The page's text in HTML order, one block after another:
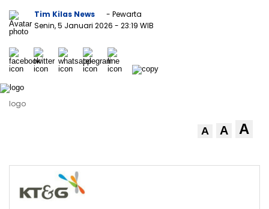
Tim Kilas News
- Pewarta
Senin, 5 Januari 2026 - 23:19 WIB
logo
A A A